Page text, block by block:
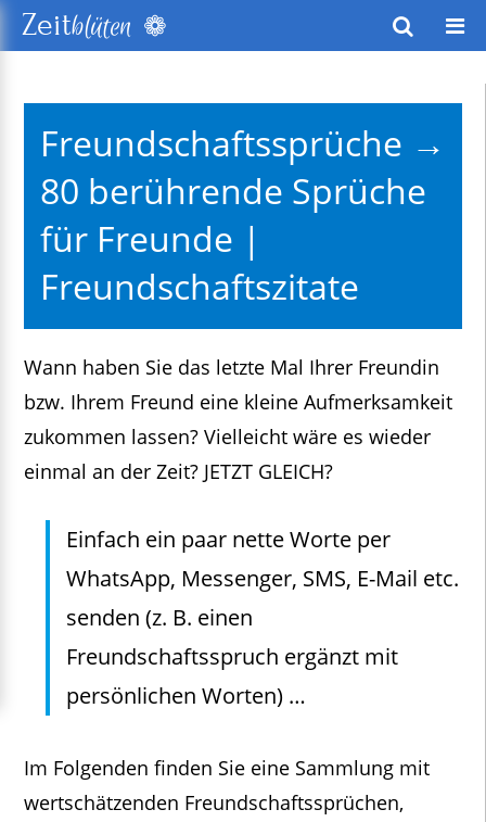
Zeitblüten ❁
Freundschaftssprüche →
80 berührende Sprüche
für Freunde |
Freundschaftszitate
Wann haben Sie das letzte Mal Ihrer Freundin
bzw. Ihrem Freund eine kleine Aufmerksamkeit
zukommen lassen? Vielleicht wäre es wieder
einmal an der Zeit? JETZT GLEICH?
Einfach ein paar nette Worte per
WhatsApp, Messenger, SMS, E-Mail etc.
senden (z. B. einen
Freundschaftsspruch ergänzt mit
persönlichen Worten) …
Im Folgenden finden Sie eine Sammlung mit
wertschätzenden Freundschaftssprüchen,